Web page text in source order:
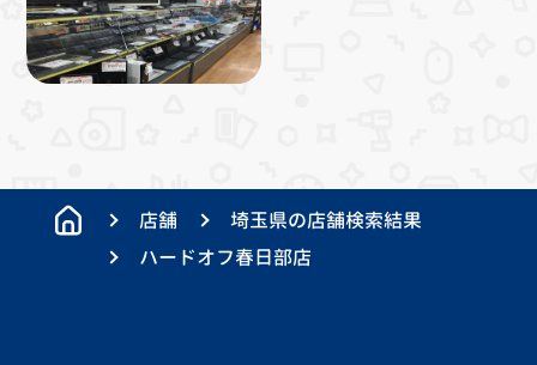
店舗
埼玉県の店舗検索結果
ハードオフ春日部店